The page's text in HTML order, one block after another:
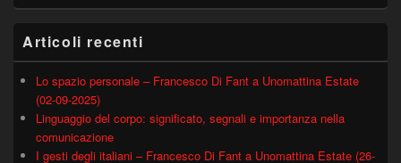
Articoli recenti
Lo spazio personale – Francesco Di Fant a Unomattina Estate
(02-09-2025)
Linguaggio del corpo: significato, segnali e importanza nella
comunicazione
I gesti degli italiani – Francesco Di Fant a Unomattina Estate (26-